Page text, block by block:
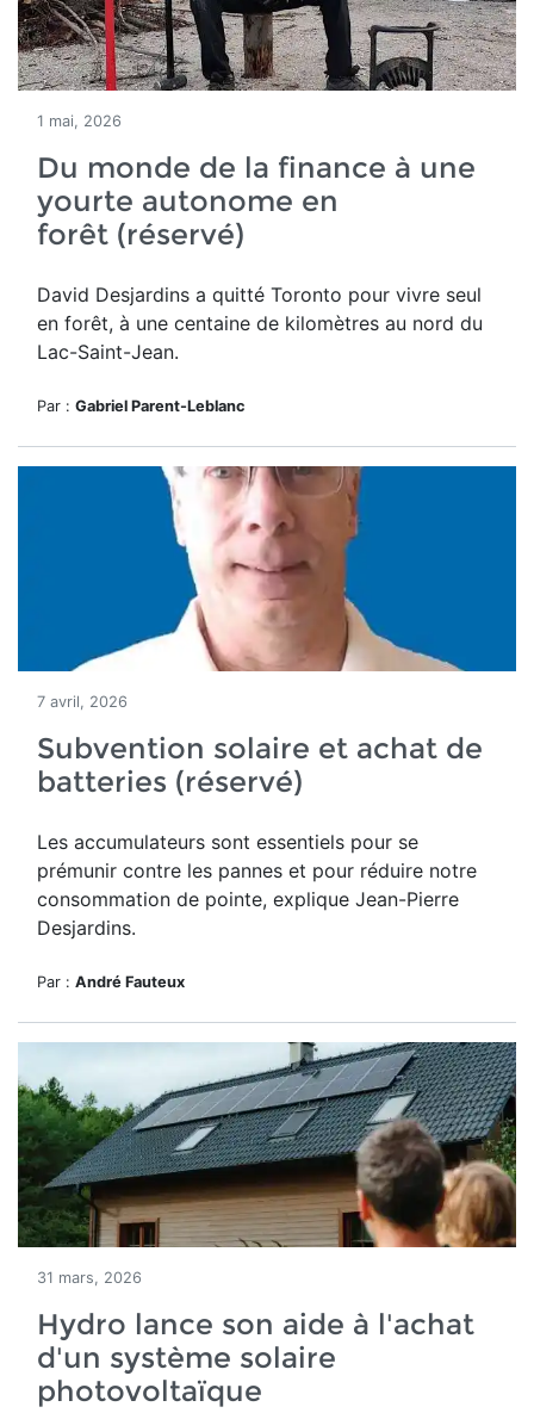
1 mai, 2026
Du monde de la finance à une
yourte autonome en
forêt (réservé)
David Desjardins a quitté Toronto pour vivre seul
en forêt, à une centaine de kilomètres au nord du
Lac-Saint-Jean.
Par : Gabriel Parent-Leblanc
7 avril, 2026
Subvention solaire et achat de
batteries (réservé)
Les accumulateurs sont essentiels pour se
prémunir contre les pannes et pour réduire notre
consommation de pointe, explique Jean-Pierre
Desjardins.
Par : André Fauteux
31 mars, 2026
Hydro lance son aide à l'achat
d'un système solaire
photovoltaïque